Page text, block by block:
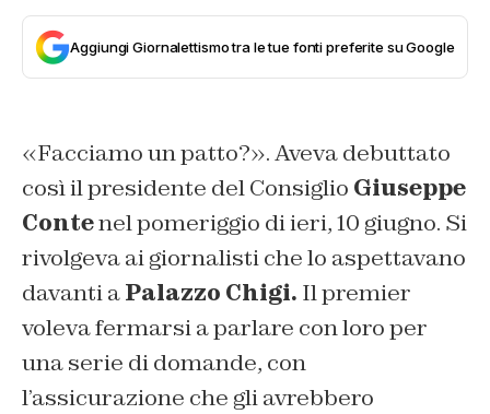
Aggiungi Giornalettismo tra le tue fonti preferite su Google
«Facciamo un patto?». Aveva debuttato
così il presidente del Consiglio Giuseppe
Contenel pomeriggio di ieri, 10 giugno. Si
rivolgeva ai giornalisti che lo aspettavano
davanti aPalazzo Chigi. Il premier
voleva fermarsi a parlare con loro per
una serie di domande, con
l’assicurazione che gli avrebbero